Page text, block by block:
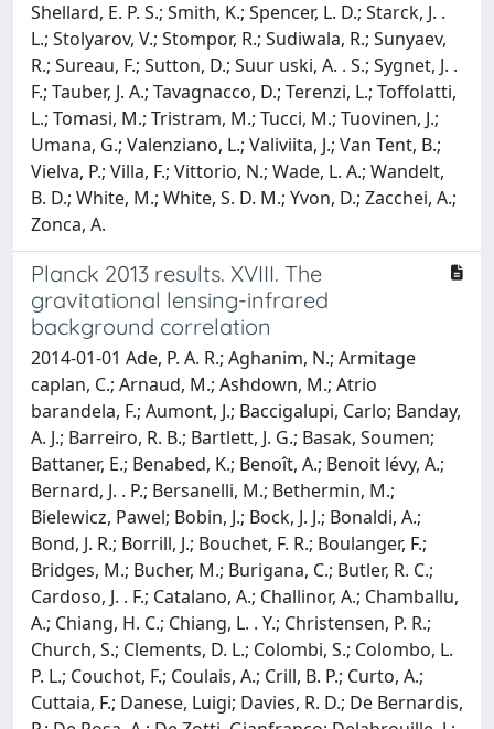
Shellard, E. P. S.; Smith, K.; Spencer, L. D.; Starck, J. .
L.; Stolyarov, V.; Stompor, R.; Sudiwala, R.; Sunyaev,
R.; Sureau, F.; Sutton, D.; Suur uski, A. . S.; Sygnet, J. .
F.; Tauber, J. A.; Tavagnacco, D.; Terenzi, L.; Toffolatti,
L.; Tomasi, M.; Tristram, M.; Tucci, M.; Tuovinen, J.;
Umana, G.; Valenziano, L.; Valiviita, J.; Van Tent, B.;
Vielva, P.; Villa, F.; Vittorio, N.; Wade, L. A.; Wandelt,
B. D.; White, M.; White, S. D. M.; Yvon, D.; Zacchei, A.;
Zonca, A.
Planck 2013 results. XVIII. The
gravitational lensing-infrared
background correlation
2014-01-01 Ade, P. A. R.; Aghanim, N.; Armitage
caplan, C.; Arnaud, M.; Ashdown, M.; Atrio
barandela, F.; Aumont, J.; Baccigalupi, Carlo; Banday,
A. J.; Barreiro, R. B.; Bartlett, J. G.; Basak, Soumen;
Battaner, E.; Benabed, K.; Benoît, A.; Benoit lévy, A.;
Bernard, J. . P.; Bersanelli, M.; Bethermin, M.;
Bielewicz, Pawel; Bobin, J.; Bock, J. J.; Bonaldi, A.;
Bond, J. R.; Borrill, J.; Bouchet, F. R.; Boulanger, F.;
Bridges, M.; Bucher, M.; Burigana, C.; Butler, R. C.;
Cardoso, J. . F.; Catalano, A.; Challinor, A.; Chamballu,
A.; Chiang, H. C.; Chiang, L. . Y.; Christensen, P. R.;
Church, S.; Clements, D. L.; Colombi, S.; Colombo, L.
P. L.; Couchot, F.; Coulais, A.; Crill, B. P.; Curto, A.;
Cuttaia, F.; Danese, Luigi; Davies, R. D.; De Bernardis,